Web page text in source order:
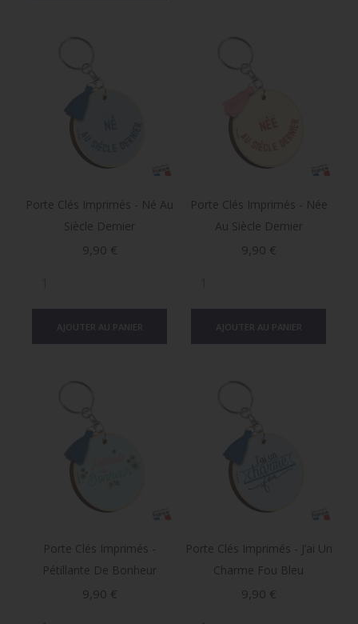
Porte Clés Imprimés - Né Au
Siècle Dernier
Prix
9,90 €
Porte Clés Imprimés - Née
Au Siècle Dernier
Prix
9,90 €
Porte Clés Imprimés -
Pétillante De Bonheur
Prix
9,90 €
Porte Clés Imprimés - J’ai Un
Charme Fou Bleu
Prix
9,90 €